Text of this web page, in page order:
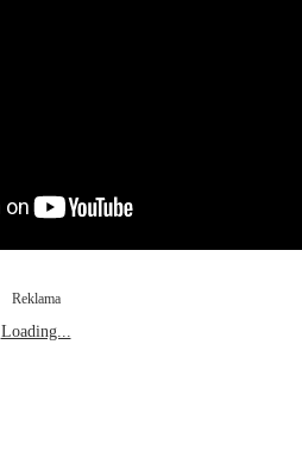
Reklama
Loading...